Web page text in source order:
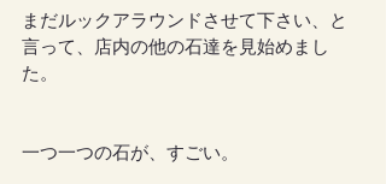
まだルックアラウンドさせて下さい、と
言って、店内の他の石達を見始めまし
た。
一つ一つの石が、すごい。